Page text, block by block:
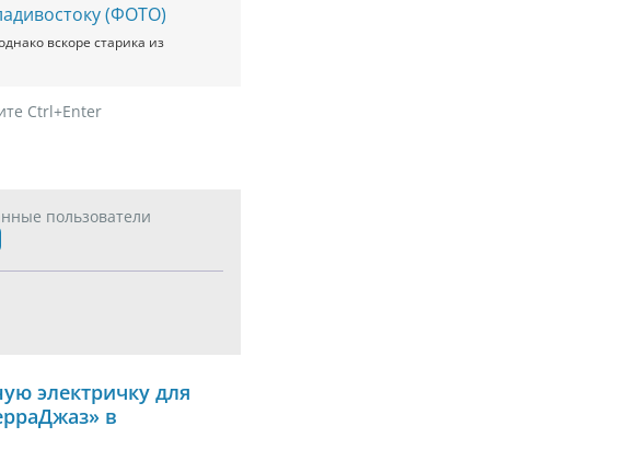
(ФОТО)
вскоре старика из
Ctrl+Enter
пользователи
электричку для
в